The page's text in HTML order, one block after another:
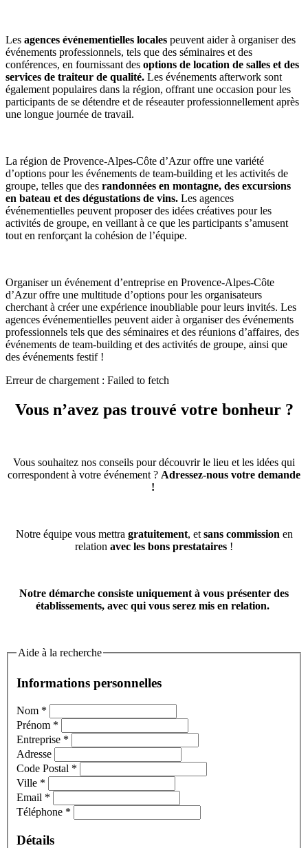
Les agences événementielles locales peuvent aider à organiser des
événements professionnels, tels que des séminaires et des
conférences, en fournissant des options de location de salles et des
services de traiteur de qualité. Les événements afterwork sont
également populaires dans la région, offrant une occasion pour les
participants de se détendre et de réseauter professionnellement après
une longue journée de travail.
La région de Provence-Alpes-Côte d’Azur offre une variété
d’options pour les événements de team-building et les activités de
groupe, telles que des randonnées en montagne, des excursions
en bateau et des dégustations de vins. Les agences
événementielles peuvent proposer des idées créatives pour les
activités de groupe, en veillant à ce que les participants s’amusent
tout en renforçant la cohésion de l’équipe.
Organiser un événement d’entreprise en Provence-Alpes-Côte
d’Azur offre une multitude d’options pour les organisateurs
cherchant à créer une expérience inoubliable pour leurs invités. Les
agences événementielles peuvent aider à organiser des événements
professionnels tels que des séminaires et des réunions d’affaires, des
événements de team-building et des activités de groupe, ainsi que
des événements festif !
Erreur de chargement : Failed to fetch
Vous n’avez pas trouvé votre bonheur ?
Vous souhaitez nos conseils pour découvrir le lieu et les idées qui
correspondent à votre événement ? Adressez-nous votre demande
!
Notre équipe vous mettra gratuitement, et sans commission en
relation avec les bons prestataires !
Notre démarche consiste uniquement à vous présenter des
établissements, avec qui vous serez mis en relation.
Aide à la recherche
Informations personnelles
Nom *
Prénom *
Entreprise *
Adresse
Code Postal *
Ville *
Email *
Téléphone *
Détails